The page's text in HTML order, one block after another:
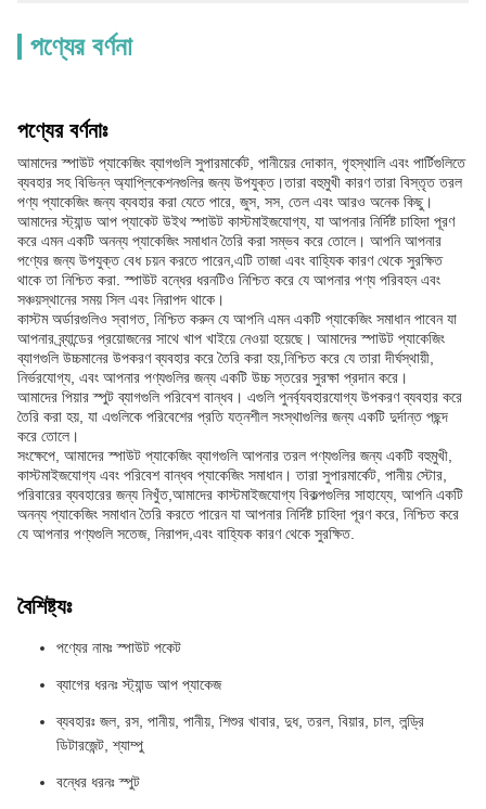
পণ্যের বর্ণনা
পণ্যের বর্ণনাঃ
আমাদের স্পাউট প্যাকেজিং ব্যাগগুলি সুপারমার্কেট, পানীয়ের দোকান, গৃহস্থালি এবং পার্টিগুলিতে
ব্যবহার সহ বিভিন্ন অ্যাপ্লিকেশনগুলির জন্য উপযুক্ত।তারা বহুমুখী কারণ তারা বিস্তৃত তরল
পণ্য প্যাকেজিং জন্য ব্যবহার করা যেতে পারে, জুস, সস, তেল এবং আরও অনেক কিছু।
আমাদের স্ট্যান্ড আপ প্যাকেট উইথ স্পাউট কাস্টমাইজযোগ্য, যা আপনার নির্দিষ্ট চাহিদা পূরণ
করে এমন একটি অনন্য প্যাকেজিং সমাধান তৈরি করা সম্ভব করে তোলে। আপনি আপনার
পণ্যের জন্য উপযুক্ত বেধ চয়ন করতে পারেন,এটি তাজা এবং বাহ্যিক কারণ থেকে সুরক্ষিত
থাকে তা নিশ্চিত করা. স্পাউট বন্ধের ধরনটিও নিশ্চিত করে যে আপনার পণ্য পরিবহন এবং
সঞ্চয়স্থানের সময় সিল এবং নিরাপদ থাকে।
কাস্টম অর্ডারগুলিও স্বাগত, নিশ্চিত করুন যে আপনি এমন একটি প্যাকেজিং সমাধান পাবেন যা
আপনার ব্র্যান্ডের প্রয়োজনের সাথে খাপ খাইয়ে নেওয়া হয়েছে। আমাদের স্পাউট প্যাকেজিং
ব্যাগগুলি উচ্চমানের উপকরণ ব্যবহার করে তৈরি করা হয়,নিশ্চিত করে যে তারা দীর্ঘস্থায়ী,
নির্ভরযোগ্য, এবং আপনার পণ্যগুলির জন্য একটি উচ্চ স্তরের সুরক্ষা প্রদান করে।
আমাদের পিয়ার স্পুট ব্যাগগুলি পরিবেশ বান্ধব। এগুলি পুনর্ব্যবহারযোগ্য উপকরণ ব্যবহার করে
তৈরি করা হয়, যা এগুলিকে পরিবেশের প্রতি যত্নশীল সংস্থাগুলির জন্য একটি দুর্দান্ত পছন্দ
করে তোলে।
সংক্ষেপে, আমাদের স্পাউট প্যাকেজিং ব্যাগগুলি আপনার তরল পণ্যগুলির জন্য একটি বহুমুখী,
কাস্টমাইজযোগ্য এবং পরিবেশ বান্ধব প্যাকেজিং সমাধান। তারা সুপারমার্কেট, পানীয় স্টোর,
পরিবারের ব্যবহারের জন্য নিখুঁত,আমাদের কাস্টমাইজযোগ্য বিকল্পগুলির সাহায্যে, আপনি একটি
অনন্য প্যাকেজিং সমাধান তৈরি করতে পারেন যা আপনার নির্দিষ্ট চাহিদা পূরণ করে, নিশ্চিত করে
যে আপনার পণ্যগুলি সতেজ, নিরাপদ,এবং বাহ্যিক কারণ থেকে সুরক্ষিত.
বৈশিষ্ট্যঃ
পণ্যের নামঃ স্পাউট পকেট
ব্যাগের ধরনঃ স্ট্যান্ড আপ প্যাকেজ
ব্যবহারঃ জল, রস, পানীয়, পানীয়, শিশুর খাবার, দুধ, তরল, বিয়ার, চাল, লন্ড্রি
ডিটারজেন্ট, শ্যাম্পু
বন্ধের ধরনঃ স্পুট